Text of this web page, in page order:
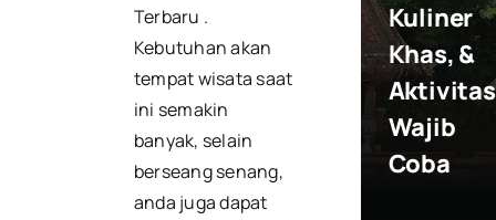
Terbaru .
Kebutuhan akan
tempat wisata saat
ini semakin
banyak, selain
berseang senang,
anda juga dapat
Kuliner
Khas, &
Aktivitas
Wajib
Coba